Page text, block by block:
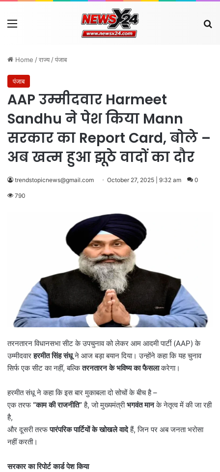
Menu
Home /राज्य /पंजाब
पंजाब
AAP उम्मीदवार Harmeet
Sandhu ने पेश किया Mann
सरकार का Report Card, बोले –
अब खत्म हुआ झूठे वादों का दौर
trendstopicnews@gmail.com October 27, 2025 | 9:32 am 0
790
तरनतारन विधानसभा सीट के उपचुनाव को लेकर आम आदमी पार्टी (AAP) के
उम्मीदवारहरमीत सिंह संधूने आज बड़ा बयान दिया। उन्होंने कहा कि यह चुनाव
सिर्फ एक सीट का नहीं, बल्कितरनतारन के भविष्य का फैसलाकरेगा।
हरमीत संधू ने कहा कि इस बार मुकाबला दो सोचों के बीच है –
एक तरफ“काम की राजनीति”है, जो मुख्यमंत्रीभगवंत मानके नेतृत्व में की जा रही
है,
और दूसरी तरफपारंपरिक पार्टियों के खोखले वादेहैं, जिन पर अब जनता भरोसा
नहीं करती।
सरकार का रिपोर्ट कार्ड पेश किया